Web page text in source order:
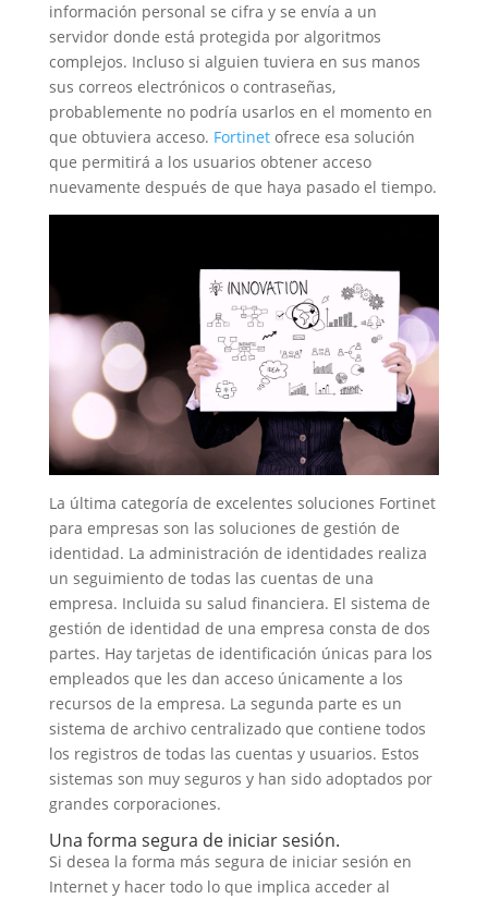
información personal se cifra y se envía a un
servidor donde está protegida por algoritmos
complejos. Incluso si alguien tuviera en sus manos
sus correos electrónicos o contraseñas,
probablemente no podría usarlos en el momento en
que obtuviera acceso. Fortinetofrece esa solución
que permitirá a los usuarios obtener acceso
nuevamente después de que haya pasado el tiempo.
La última categoría de excelentes soluciones Fortinet
para empresas son las soluciones de gestión de
identidad. La administración de identidades realiza
un seguimiento de todas las cuentas de una
empresa. Incluida su salud financiera. El sistema de
gestión de identidad de una empresa consta de dos
partes. Hay tarjetas de identificación únicas para los
empleados que les dan acceso únicamente a los
recursos de la empresa. La segunda parte es un
sistema de archivo centralizado que contiene todos
los registros de todas las cuentas y usuarios. Estos
sistemas son muy seguros y han sido adoptados por
grandes corporaciones.
Una forma segura de iniciar sesión.
Si desea la forma más segura de iniciar sesión en
Internet y hacer todo lo que implica acceder al